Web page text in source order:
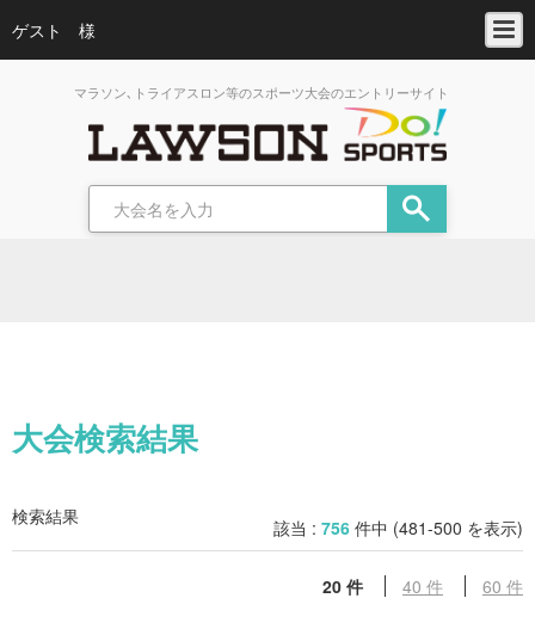
ゲスト 様
マラソン､トライアスロン等のスポーツ大会のエントリーサイト
大会検索結果
検索結果 該当 : 756 件中 (481-500 を表示)
20 件 40 件 60 件